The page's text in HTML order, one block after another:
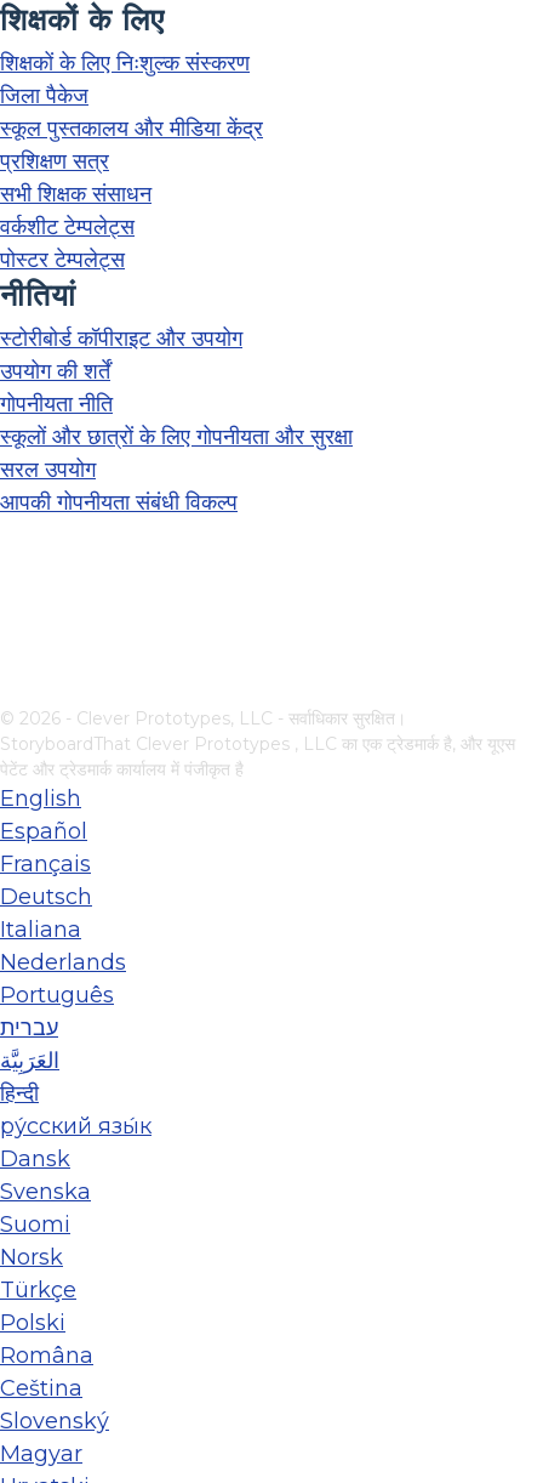
शिक्षकों के लिए
शिक्षकों के लिए निःशुल्क संस्करण
जिला पैकेज
स्कूल पुस्तकालय और मीडिया केंद्र
प्रशिक्षण सत्र
सभी शिक्षक संसाधन
वर्कशीट टेम्पलेट्स
पोस्टर टेम्पलेट्स
नीतियां
स्टोरीबोर्ड कॉपीराइट और उपयोग
उपयोग की शर्तें
गोपनीयता नीति
स्कूलों और छात्रों के लिए गोपनीयता और सुरक्षा
सरल उपयोग
आपकी गोपनीयता संबंधी विकल्प
© 2026 - Clever Prototypes, LLC - सर्वाधिकार सुरक्षित।
StoryboardThat Clever Prototypes , LLC का एक ट्रेडमार्क है, और यूएस
पेटेंट और ट्रेडमार्क कार्यालय में पंजीकृत है
English
Español
Français
Deutsch
Italiana
Nederlands
Português
עברית
العَرَبِيَّة
हिन्दी
ру́сский язы́к
Dansk
Svenska
Suomi
Norsk
Türkçe
Polski
Româna
Ceština
Slovenský
Magyar